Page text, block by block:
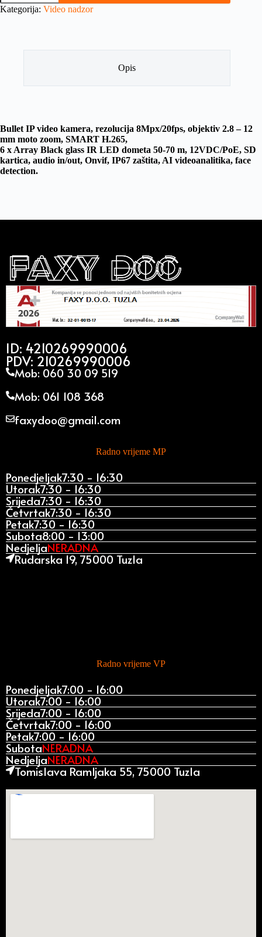
Kategorija: Video nadzor
Opis
Bullet IP video kamera, rezolucija 8Mpx/20fps, objektiv 2.8 – 12
mm moto zoom, SMART H.265,
6 x Array Black glass IR LED dometa 50-70 m, 12VDC/PoE, SD
kartica, audio in/out, Onvif, IP67 zaštita, AI videoanalitika, face
detection.
ID: 4210269990006
PDV: 210269990006
Mob: 060 30 09 519
Mob: 061 108 368
faxydoo@gmail.com
Radno vrijeme MP
Ponedjeljak7:30 - 16:30
Utorak7:30 - 16:30
Srijeda7:30 - 16:30
Četvrtak7:30 - 16:30
Petak7:30 - 16:30
Subota8:00 - 13:00
NedjeljaNERADNA
Rudarska 19, 75000 Tuzla
Radno vrijeme VP
Ponedjeljak7:00 - 16:00
Utorak7:00 - 16:00
Srijeda7:00 - 16:00
Četvrtak7:00 - 16:00
Petak7:00 - 16:00
SubotaNERADNA
NedjeljaNERADNA
Tomislava Ramljaka 55, 75000 Tuzla